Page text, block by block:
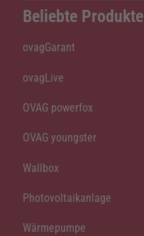
Beliebte Produkte
ovagGarant
ovagLive
OVAG powerfox
OVAG youngster
Wallbox
Photovoltaikanlage
Wärmepumpe